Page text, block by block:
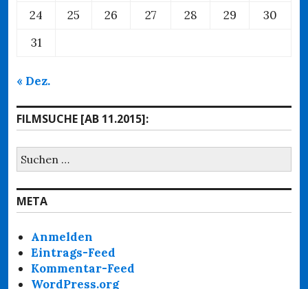
24
25 26 27 28 29
30
31
« Dez.
FILMSUCHE [AB 11.2015]:
Suchen
nach:
META
Anmelden
Eintrags-Feed
Kommentar-Feed
WordPress.org